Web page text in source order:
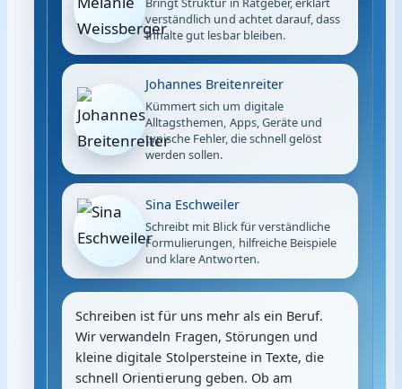
verständlich und achtet darauf, dass
Inhalte gut lesbar bleiben.
Johannes Breitenreiter
Kümmert sich um digitale
Alltagsthemen, Apps, Geräte und
typische Fehler, die schnell gelöst
werden sollen.
Sina Eschweiler
Schreibt mit Blick für verständliche
Formulierungen, hilfreiche Beispiele
und klare Antworten.
Schreiben ist für uns mehr als ein Beruf.
Wir verwandeln Fragen, Störungen und
kleine digitale Stolpersteine in Texte, die
schnell Orientierung geben. Ob am